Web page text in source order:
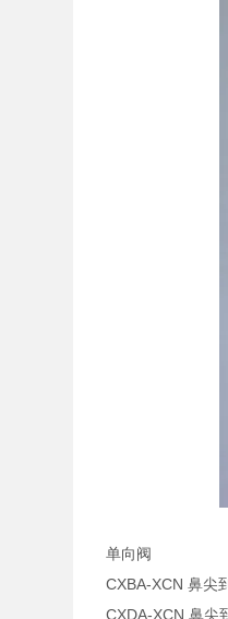
单向阀
CXBA-XCN 鼻尖
CXDA-XCN 鼻尖